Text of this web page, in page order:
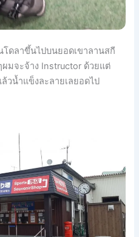
โดลาขึ้นไปบนยอดเขาลานสก
ผมจะจ้าง Instructor ด้วยแต่
วน้ำแข็งละลายเลยอดไป